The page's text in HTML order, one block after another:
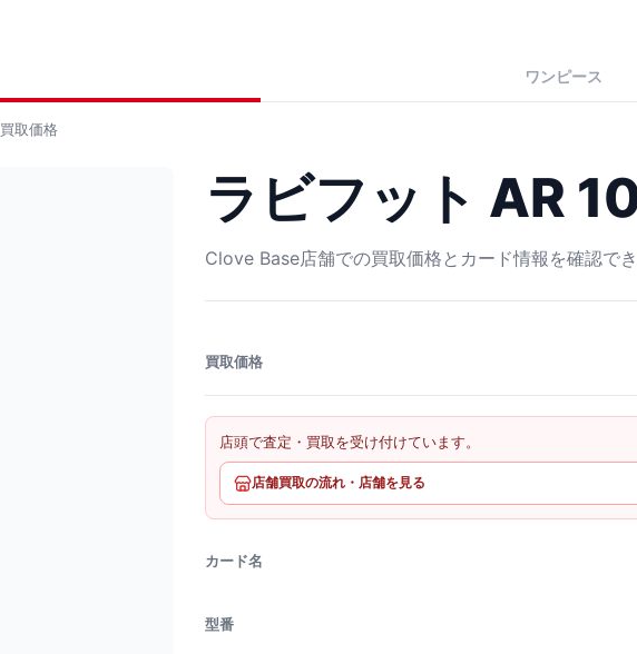
ワンピース
買取価格
ラビフット AR
Clove Base店舗での買取価格とカード情報を確認でき
買取価格
店頭で査定・買取を受け付けています。
店舗買取の流れ・店舗を見る
カード名
型番